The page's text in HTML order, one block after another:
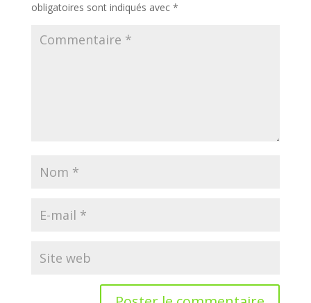
obligatoires sont indiqués avec *